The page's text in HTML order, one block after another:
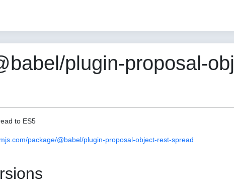
plugin-proposal-
to ES5
package/@babel/plugin-proposal-object-rest-spread